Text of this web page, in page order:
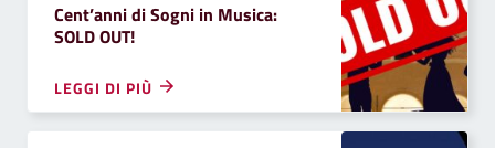
Cent’anni di Sogni in Musica:
SOLD OUT!
LEGGI DI PIÙ